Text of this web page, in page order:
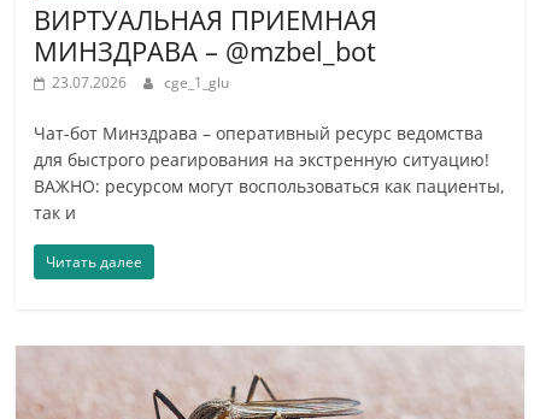
ВИРТУАЛЬНАЯ ПРИЕМНАЯ
МИНЗДРАВА – @mzbel_bot
23.07.2026 cge_1_glu
Чат-бот Минздрава – оперативный ресурс ведомства
для быстрого реагирования на экстренную ситуацию!
ВАЖНО: ресурсом могут воспользоваться как пациенты,
так и
Читать далее